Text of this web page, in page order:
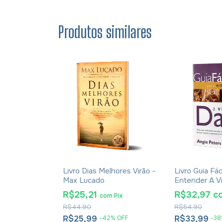
Produtos similares
Livro Dias Melhores Virão -
Max Lucado
R$25,99 -42% OFF
R$44,90
R$25,21 comPix
Livro Guia
Entender A
Angie Peters
R$33,99 -38
R$54,90
R$32,97